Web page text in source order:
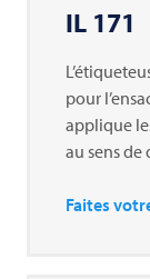
IL 171
pour
applique
au sens
Faites